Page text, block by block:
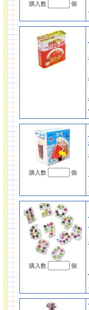
購入数 個
購入数 個
購入数 個